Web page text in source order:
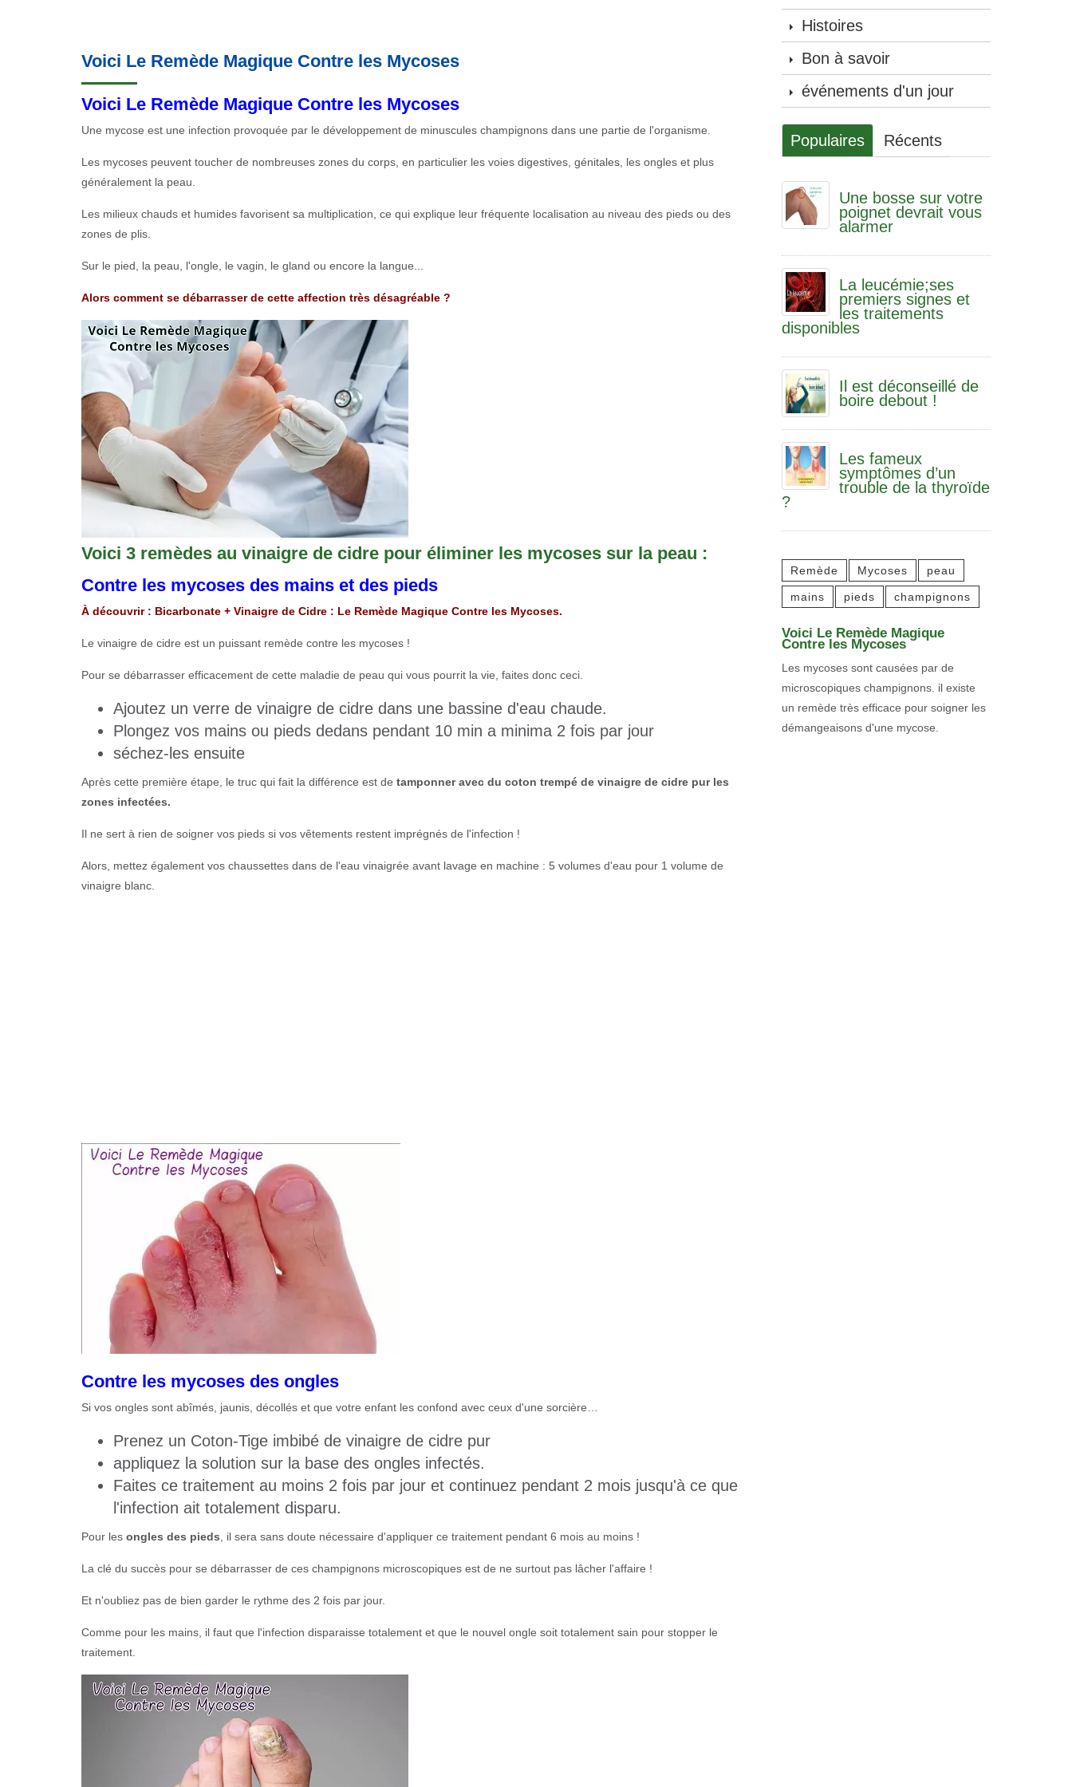
Voici Le Remède Magique Contre les Mycoses
Voici Le Remède Magique Contre les Mycoses
Une mycose est une infection provoquée par le développement de minuscules champignons dans une partie de l'organisme.
Les mycoses peuvent toucher de nombreuses zones du corps, en particulier les voies digestives, génitales, les ongles et plus
généralement la peau.
Les milieux chauds et humides favorisent sa multiplication, ce qui explique leur fréquente localisation au niveau des pieds ou des
zones de plis.
Sur le pied, la peau, l'ongle, le vagin, le gland ou encore la langue...
Alors comment se débarrasser de cette affection très désagréable ?
Voici 3 remèdes au vinaigre de cidre pour éliminer les mycoses sur la peau :
Contre les mycoses des mains et des pieds
À découvrir : Bicarbonate + Vinaigre de Cidre : Le Remède Magique Contre les Mycoses.
Le vinaigre de cidre est un puissant remède contre les mycoses !
Pour se débarrasser efficacement de cette maladie de peau qui vous pourrit la vie, faites donc ceci.
Ajoutez un verre de vinaigre de cidre dans une bassine d'eau chaude.
Plongez vos mains ou pieds dedans pendant 10 min a minima 2 fois par jour
séchez-les ensuite
Après cette première étape, le truc qui fait la différence est de tamponner avec du coton trempé de vinaigre de cidre pur les
zones infectées.
Il ne sert à rien de soigner vos pieds si vos vêtements restent imprégnés de l'infection !
Alors, mettez également vos chaussettes dans de l'eau vinaigrée avant lavage en machine : 5 volumes d'eau pour 1 volume de
vinaigre blanc.
Contre les mycoses des ongles
Si vos ongles sont abîmés, jaunis, décollés et que votre enfant les confond avec ceux d'une sorcière…
Prenez un Coton-Tige imbibé de vinaigre de cidre pur
appliquez la solution sur la base des ongles infectés.
Faites ce traitement au moins 2 fois par jour et continuez pendant 2 mois jusqu'à ce que
l'infection ait totalement disparu.
Pour les ongles des pieds , il sera sans doute nécessaire d'appliquer ce traitement pendant 6 mois au moins !
La clé du succès pour se débarrasser de ces champignons microscopiques est de ne surtout pas lâcher l'affaire !
Et n'oubliez pas de bien garder le rythme des 2 fois par jour.
Comme pour les mains, il faut que l'infection disparaisse totalement et que le nouvel ongle soit totalement sain pour stopper le
traitement.
Histoires
Bon à savoir
événements d'un jour
Populaires Récents
Une bosse sur votre
poignet devrait vous
alarmer
La leucémie;ses
premiers signes et
les traitements
disponibles
Il est déconseillé de
boire debout !
Les fameux
symptômes d’un
trouble de la thyroïde
?
Remède Mycoses peau
mains pieds champignons
Voici Le Remède Magique
Contre les Mycoses
Les mycoses sont causées par de
microscopiques champignons. il existe
un remède très efficace pour soigner les
démangeaisons d'une mycose.